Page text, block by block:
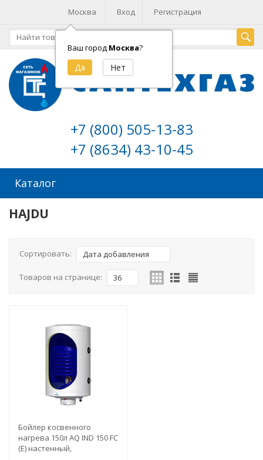
Москва
Ваш город Москва?
Вход Регистрация
+7 (800) 505-13-83
+7 (8634) 43-10-45
Каталог
HAJDU
Сортировать: Дата добавления
Товаров на странице: 36
Бойлер косвенного
нагрева 150л AQ IND 150 FC
(Е) настенный,